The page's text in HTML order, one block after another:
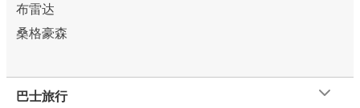
布雷达
桑格豪森
巴士旅行